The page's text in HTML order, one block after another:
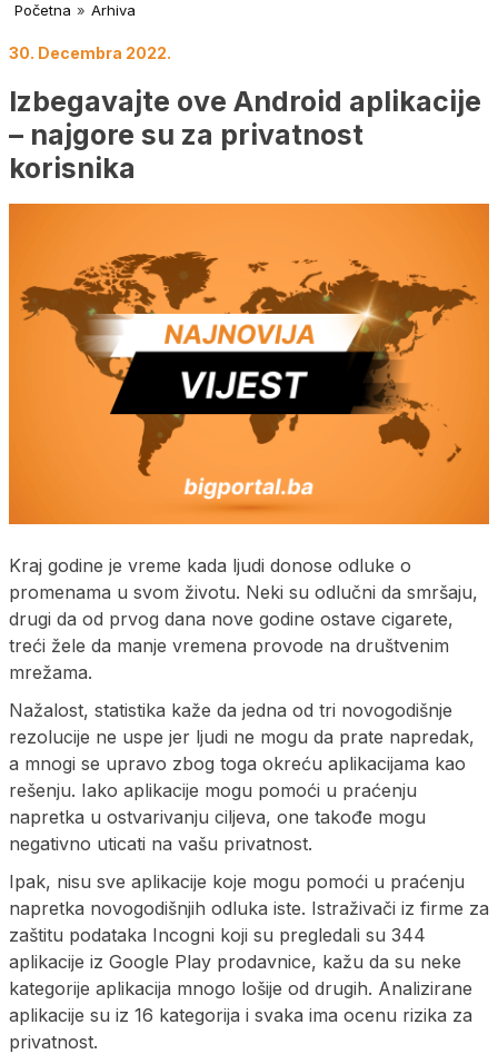
Početna » Arhiva
30. Decembra 2022.
Izbegavajte ove Android aplikacije
– najgore su za privatnost
korisnika
Kraj godine je vreme kada ljudi donose odluke o
promenama u svom životu. Neki su odlučni da smršaju,
drugi da od prvog dana nove godine ostave cigarete,
treći žele da manje vremena provode na društvenim
mrežama.
Nažalost, statistika kaže da jedna od tri novogodišnje
rezolucije ne uspe jer ljudi ne mogu da prate napredak,
a mnogi se upravo zbog toga okreću aplikacijama kao
rešenju. Iako aplikacije mogu pomoći u praćenju
napretka u ostvarivanju ciljeva, one takođe mogu
negativno uticati na vašu privatnost.
Ipak, nisu sve aplikacije koje mogu pomoći u praćenju
napretka novogodišnjih odluka iste. Istraživači iz firme za
zaštitu podataka Incogni koji su pregledali su 344
aplikacije iz Google Play prodavnice, kažu da su neke
kategorije aplikacija mnogo lošije od drugih. Analizirane
aplikacije su iz 16 kategorija i svaka ima ocenu rizika za
privatnost.